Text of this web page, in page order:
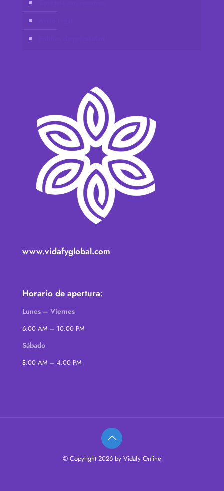
www.vidafyglobal.com
Horario de apertura:
Lunes – Viernes
6:00 AM – 10:00 PM
Sábado
8:00 AM – 4:00 PM
© Copyright 2026 by Vidafy Online